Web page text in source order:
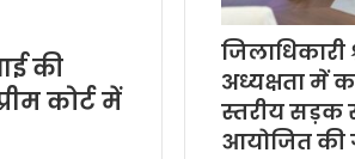
की
कोर्ट में
जिलाधिकारी
अध्यक्षता में
स्तरीय सड़क
आयोजित की